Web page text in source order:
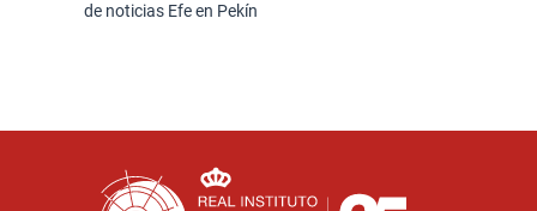
de noticias Efe en Pekín